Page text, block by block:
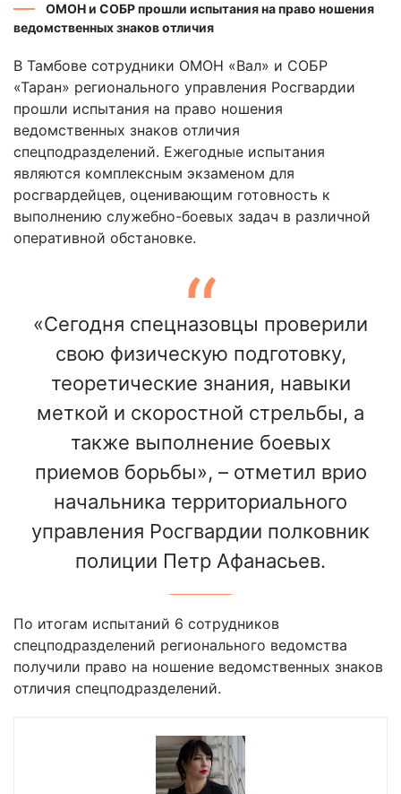
ОМОН и СОБР прошли испытания на право ношения
ведомственных знаков отличия
В Тамбове сотрудники ОМОН «Вал» и СОБР
«Таран» регионального управления Росгвардии
прошли испытания на право ношения
ведомственных знаков отличия
спецподразделений. Ежегодные испытания
являются комплексным экзаменом для
росгвардейцев, оценивающим готовность к
выполнению служебно-боевых задач в различной
оперативной обстановке.
«Сегодня спецназовцы проверили
свою физическую подготовку,
теоретические знания, навыки
меткой и скоростной стрельбы, а
также выполнение боевых
приемов борьбы», – отметил врио
начальника территориального
управления Росгвардии полковник
полиции Петр Афанасьев.
По итогам испытаний 6 сотрудников
спецподразделений регионального ведомства
получили право на ношение ведомственных знаков
отличия спецподразделений.